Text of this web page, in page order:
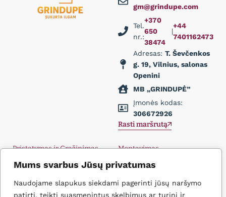
Mums svarbus Jūsų privatumas
Naudojame slapukus siekdami pagerinti jūsų naršymo
patirtį, teikti suasmenintus skelbimus ar turinį ir
gm@grindupe.com
Tel.
nr.:
+370
650
38474
|
+44
7401162473
Adresas: T. Ševčenkos
g. 19, Vilnius, salonas
Openini
MB „GRINDUPĖ”
Įmonės kodas:
306672926
Rasti maršrutą
Pristatymas ir Grąžinimas
Privatumo politika
Montavimas
Didmena
Kontaktai